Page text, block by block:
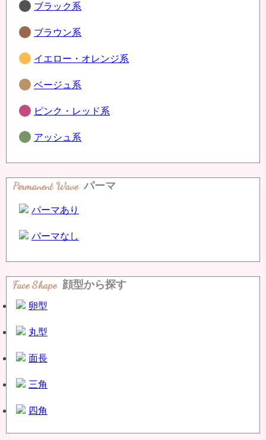
ブラック系
ブラウン系
イエロー・オレンジ系
ベージュ系
ピンク・レッド系
アッシュ系
Permanent Wave パーマ
パーマあり
パーマなし
Face Shape 顔型から探す
卵型
丸型
面長
三角
四角